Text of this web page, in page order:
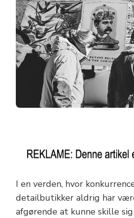
I en verden, hvor
detailbutikker aldrig har
afgørende at kunne skille